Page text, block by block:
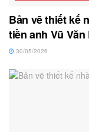
Bản vẽ thiết kế
tiền anh Vũ Văn
30/05/2026